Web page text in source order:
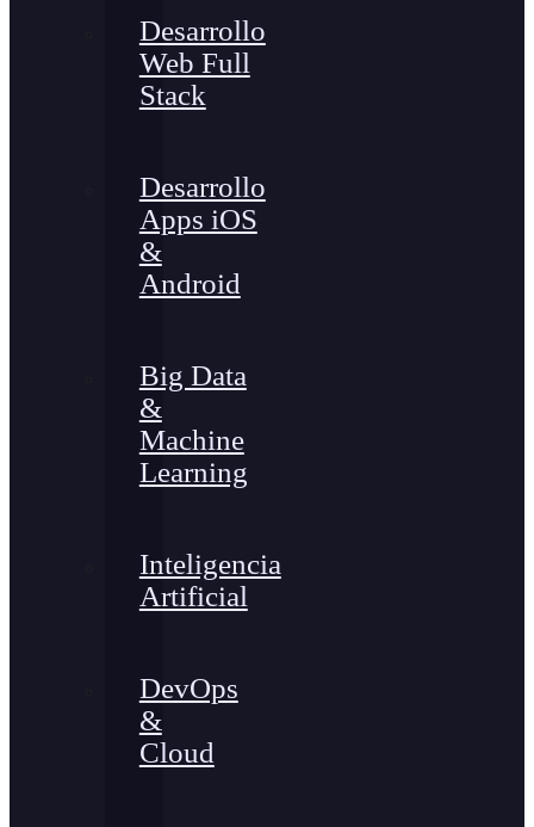
Desarrollo
Web Full
Stack
Desarrollo
Apps iOS
&
Android
Big Data
&
Machine
Learning
Inteligencia
Artificial
DevOps
&
Cloud